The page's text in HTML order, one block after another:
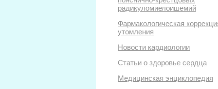
радикуломиелоишемий
Фармакологическая
утомления
Новости кардиологии
Статьи о здоровье сердца
Медицинская энциклопедия